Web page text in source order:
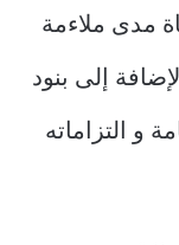
مدى ملاءمة
إلى بنود
و التزاماته